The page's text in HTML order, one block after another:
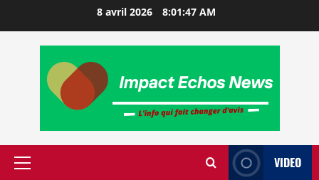
8 avril 2026 8:01:48 AM
VIDEO